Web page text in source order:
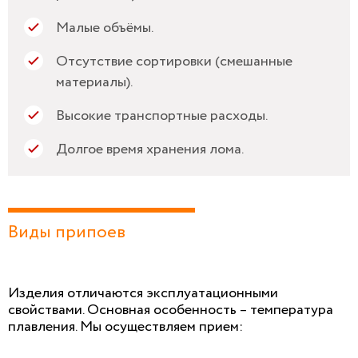
Малые объёмы.
Отсутствие сортировки (смешанные
материалы).
Высокие транспортные расходы.
Долгое время хранения лома.
Виды припоев
Изделия отличаются эксплуатационными
свойствами. Основная особенность – температура
плавления. Мы осуществляем прием: